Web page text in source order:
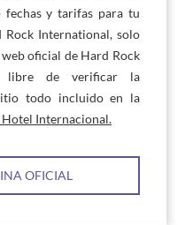
fechas y tarifas para tu
Rock International, solo
oficial de Hard Rock
libre de verificar la
todo incluido en la
Hotel Internacional.
OFICIAL